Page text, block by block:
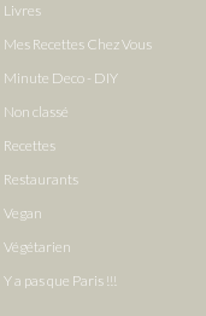
Livres
Mes Recettes Chez Vous
Minute Deco - DIY
Non classé
Recettes
Restaurants
Vegan
Végétarien
Y a pas que Paris !!!